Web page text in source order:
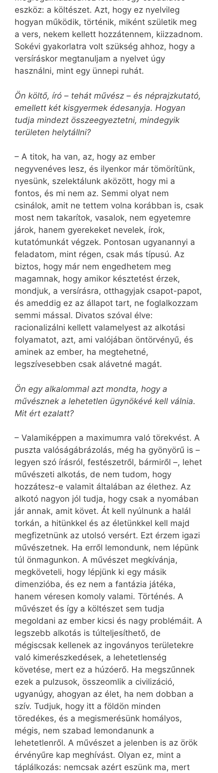
eszköz: a költészet. Azt, hogy ez nyelvileg
hogyan működik, történik, miként születik meg
a vers, nekem kellett hozzátennem, kiizzadnom.
Sokévi gyakorlatra volt szükség ahhoz, hogy a
versíráskor megtanuljam a nyelvet úgy
használni, mint egy ünnepi ruhát.
Ön költő, író – tehát művész – és néprajzkutató,
emellett két kisgyermek édesanyja. Hogyan
tudja mindezt összeegyeztetni, mindegyik
területen helytállni?
– A titok, ha van, az, hogy az ember
negyvenéves lesz, és ilyenkor már tömörítünk,
nyesünk, szelektálunk aközött, hogy mi a
fontos, és mi nem az. Semmi olyat nem
csinálok, amit ne tettem volna korábban is, csak
most nem takarítok, vasalok, nem egyetemre
járok, hanem gyerekeket nevelek, írok,
kutatómunkát végzek. Pontosan ugyan­annyi a
feladatom, mint régen, csak más típusú. Az
biztos, hogy már nem engedhetem meg
magamnak, hogy amikor késztetést érzek,
mondjuk, a versírásra, otthagyjak csapot-papot,
és ameddig ez az állapot tart, ne foglalkozzam
semmi mással. Divatos szóval élve:
racionalizálni kellett valamelyest az alkotási
folyamatot, azt, ami valójában öntörvényű, és
aminek az ember, ha megtehetné,
legszívesebben csak alávetné magát.
Ön egy alkalommal azt mondta, hogy a
művésznek a lehetetlen ügynökévé kell válnia.
Mit ért ezalatt?
– Valamiképpen a maximumra való törekvést. A
puszta valóságábrázolás, még ha gyönyörű is –
legyen szó írásról, festészetről, bármiről –, lehet
művészeti alkotás, de nem tudom, hogy
hozzátesz-e valamit általában az élethez. Az
alkotó nagyon jól tudja, hogy csak a nyomában
jár annak, amit követ. Át kell nyúlnunk a halál
torkán, a hitünkkel és az életünkkel kell majd
megfizetnünk az utolsó versért. Ezt érzem igazi
művészetnek. Ha erről lemondunk, nem lépünk
túl önmagunkon. A művészet megkívánja,
megköveteli, hogy lépjünk ki egy másik
dimenzióba, és ez nem a fantázia játéka,
hanem véresen komoly valami. Történés. A
művészet és így a költészet sem tudja
megoldani az ember kicsi és nagy problémáit. A
legszebb alkotás is túlteljesíthető, de
mégiscsak kellenek az ingoványos területekre
való kimerészkedések, a lehetetlenség
követése, mert ez a húzóerő. Ha megszűnnek
ezek a pulzusok, összeomlik a civilizáció,
ugyanúgy, ahogyan az élet, ha nem dobban a
szív. Tudjuk, hogy itt a földön minden
töredékes, és a megismerésünk homályos,
mégis, nem szabad lemondanunk a
lehetetlenről. A művészet a jelenben is az örök
érvényűre kap meghívást. Olyan ez, mint a
táplálkozás: nemcsak azért eszünk ma, mert